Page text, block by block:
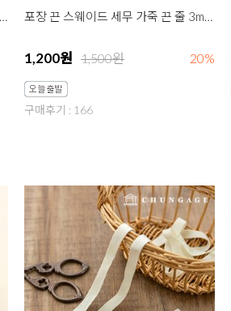
패브릭 스트링 마스크 목걸이 줄 스트랩 만들기 재료 모음전 포장 끈 스웨이드 세무 가죽 끈 줄 3mm ver1 2마 5종
1,200원 1,500원 20%
구매후기 : 166